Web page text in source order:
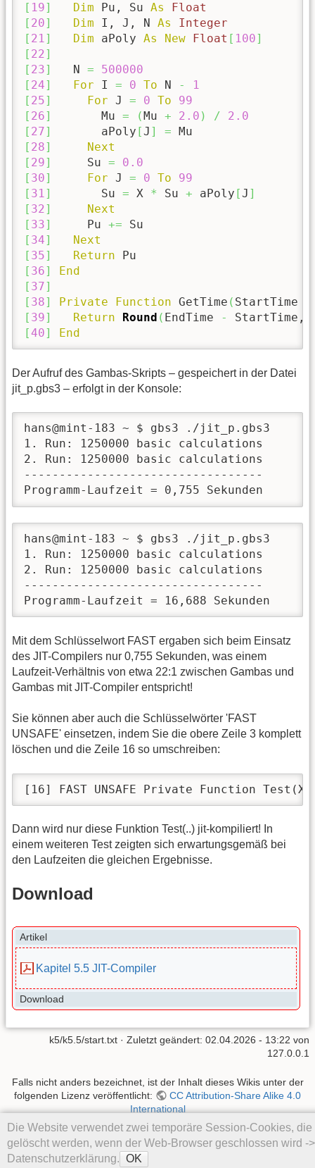
[ 19] Dim Pu, Su As
Float
[ 20] Dim I, J, N As
Integer
[ 21] Dim aPoly As New Float [ 100]
[ 22]
[ 23]
   N
=
500000
[ 24] For I = 0 To N -
1
[ 25] For J = 0 To
99
[ 26]
       Mu
= ( Mu + 2.0 ) /
2.0
[ 27]
       aPoly
[J ] =
[ 28]
Next
[ 29]
     Su
=
0.0
[ 30] For J = 0 To
99
[ 31]
       Su
= X * Su + aPoly [J ]
[ 32]
Next
[ 33]
     Pu
+=
[ 34]
Next
[ 35] Return
[ 36]
End
[ 37]
[ 38] Private Function GetTime ( StartTime
[ 39] Return Round ( EndTime - StartTime,
[40] End
Der Aufruf des Gambas-Skripts – gespeichert in der Datei
jit_p.gbs3 – erfolgt in der Konsole:
hans@mint-183 ~ $ gbs3 ./jit_p.gbs3
1. Run: 1250000 basic calculations
2. Run: 1250000 basic calculations
----------------------------------
Programm-Laufzeit = 0,755 Sekunden
hans@mint-183 ~ $ gbs3 ./jit_p.gbs3
1. Run: 1250000 basic calculations
2. Run: 1250000 basic calculations
----------------------------------
Programm-Laufzeit = 16,688 Sekunden
Mit dem Schlüsselwort FAST ergaben sich beim Einsatz
des JIT-Compilers nur 0,755 Sekunden, was einem
Laufzeit-Verhältnis von etwa 22:1 zwischen Gambas und
Gambas mit JIT-Compiler entspricht!
Sie können aber auch die Schlüsselwörter 'FAST
UNSAFE' einsetzen, indem Sie die obere Zeile 3 komplett
löschen und die Zeile 16 so umschreiben:
[16] FAST UNSAFE Private Function
Dann wird nur diese Funktion Test(..) jit-kompiliert! In
einem weiteren Test zeigten sich erwartungsgemäß bei
den Laufzeiten die gleichen Ergebnisse.
Download
Artikel
Kapitel 5.5 JIT-Compiler
Download
Die Website verwendet zwei temporäre Session-Cookies, die
gelöscht werden, wenn der Web-Browser geschlossen wird ->
Datenschutzerklärung. OK
k5/k5.5/start.txt · Zuletzt geändert: 02.04.2026 - 13:22 von
127.0.0.1
Falls nicht anders bezeichnet, ist der Inhalt dieses Wikis unter der
folgenden Lizenz veröffentlicht:
CC Attribution-Share Alike 4.0
International